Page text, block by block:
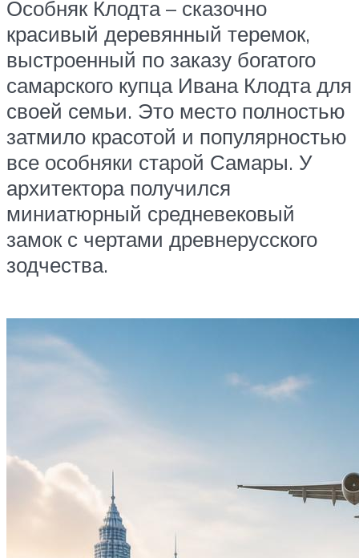
Особняк Клодта – сказочно
красивый деревянный теремок,
выстроенный по заказу богатого
самарского купца Ивана Клодта для
своей семьи. Это место полностью
затмило красотой и популярностью
все особняки старой Самары. У
архитектора получился
миниатюрный средневековый
замок с чертами древнерусского
зодчества.